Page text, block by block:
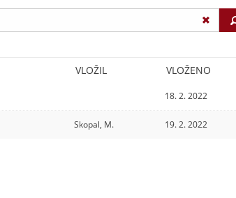
VLOŽIL VLOŽENO
18. 2. 2022
Skopal, M. 19. 2. 2022